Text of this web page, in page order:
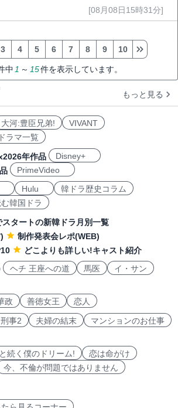
[08月08日15時31分]
中 1 ～ 15件を表示しています。
3 4 5 6 7 8 9 10
もっと見る
大河:豊臣兄弟!
VIVANT
ラマ一覧
年作品
Disney+
PrimeVideo
Hulu
韓ドラ歴史コラム
韓国ドラ
スタートの新韓ドラ月別一覧
制作発表会レポ(WEB)
どこよりも詳しい!キャスト紹介
ヘチ 王座への道 馬医
イ・サン
政 善徳女王 恋人
事2 夫婦の結末
マンションのお仕事
続く僕のドリーム!
恋は命がけ
今、不倫が問題ではありません